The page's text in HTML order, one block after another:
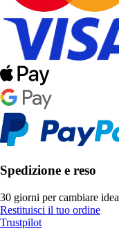
Spedizione e reso
30 giorni per cambiare idea
Restituisci il tuo ordine
Trustpilot